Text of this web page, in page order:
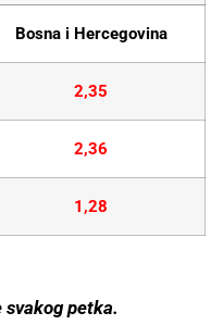
Bosna i Hercegovina
2,35
2,36
1,28
svakog petka.